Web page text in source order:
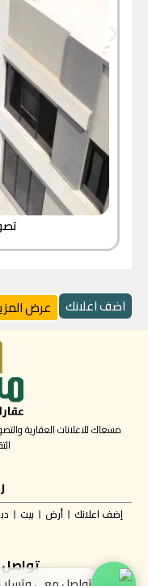
اضف اعلانك عرض
مسعاك للاعلانات العقارية
إضف اعلانك أرض بيت
تواصل معنا: